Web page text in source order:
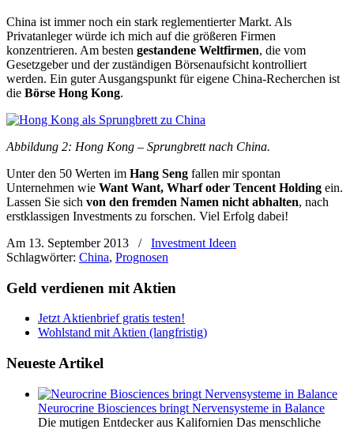
China ist immer noch ein stark reglementierter Markt. Als
Privatanleger würde ich mich auf die größeren Firmen
konzentrieren. Am besten gestandene Weltfirmen, die vom
Gesetzgeber und der zuständigen Börsenaufsicht kontrolliert
werden. Ein guter Ausgangspunkt für eigene China-Recherchen ist
die Börse Hong Kong.
Abbildung 2: Hong Kong – Sprungbrett nach China.
Unter den 50 Werten im Hang Seng fallen mir spontan
Unternehmen wie Want Want, Wharf oder Tencent Holding ein.
Lassen Sie sich von den fremden Namen nicht abhalten, nach
erstklassigen Investments zu forschen. Viel Erfolg dabei!
Am 13. September 2013
/
Investment Ideen
Schlagwörter: China, Prognosen
Geld verdienen mit Aktien
Jetzt Aktienbrief gratis testen!
Wohlstand mit Aktien (langfristig)
Neueste Artikel
Neurocrine Biosciences bringt Nervensysteme in Balance
Die mutigen Entdecker aus Kalifornien Das menschliche